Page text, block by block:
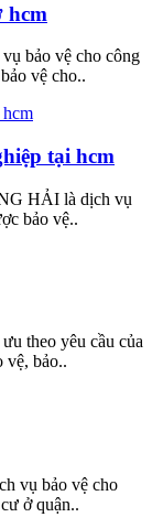
hcm
bảo vệ cho công
vệ cho..
tại hcm
HẢI là dịch vụ
bảo vệ..
theo yêu cầu của
vệ, bảo..
vụ bảo vệ cho
ở quận..